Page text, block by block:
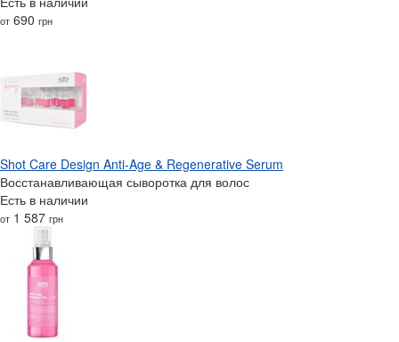
от 690 грн
Shot Care Design Anti-Age & Regenerative Serum
Восстанавливающая сыворотка для волос
Есть в наличии
от 1 587 грн